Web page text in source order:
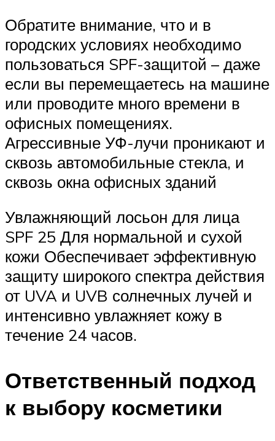
Обратите внимание, что и в
городских условиях необходимо
пользоваться SPF-защитой – даже
если вы перемещаетесь на машине
или проводите много времени в
офисных помещениях.
Агрессивные УФ-лучи проникают и
сквозь автомобильные стекла, и
сквозь окна офисных зданий
Увлажняющий лосьон для лица
SPF 25 Для нормальной и сухой
кожи Обеспечивает эффективную
защиту широкого спектра действия
от UVA и UVB солнечных лучей и
интенсивно увлажняет кожу в
течение 24 часов.
Ответственный подход
к выбору косметики